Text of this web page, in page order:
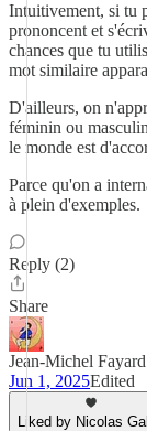
Intuitivement, si tu
prononcent et
chances que tu
mot similaire
D'ailleurs, on
féminin ou
le monde est
Parce qu'on a
à plein d'exemples.
Reply (2)
Share
Jean-Michel Fayard
Jun 1, 2025Edited
Liked by Nicolas